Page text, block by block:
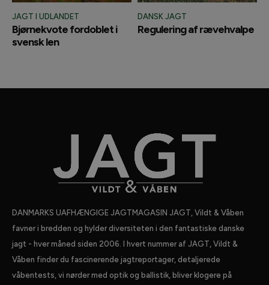
JAGT I UDLANDET
Bjørnekvote fordoblet i
svensk len
DANSK JAGT
Regulering af rævehvalpe
DANMARKS UAFHÆNGIGE JAGTMAGASIN JAGT, Vildt & Våben
favner i bredden og hylder diversiteten i den fantastiske danske
jagt - hver måned siden 2006. I hvert nummer af JAGT, Vildt &
Våben finder du fascinerende jagtreportager, detaljerede
våbentests, vi nørder med optik og ballistik, bliver klogere på